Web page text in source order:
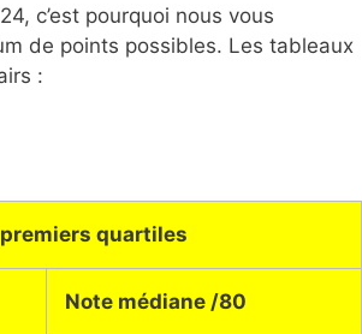
c’est pourquoi nous vous
de points possibles. Les tableaux
:
quartiles
Note médiane /80